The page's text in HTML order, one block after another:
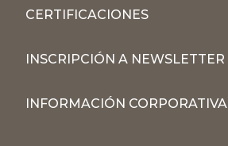
CERTIFICACIONES
INSCRIPCIÓN A NEWSLETTER
INFORMACIÓN CORPORATIVA